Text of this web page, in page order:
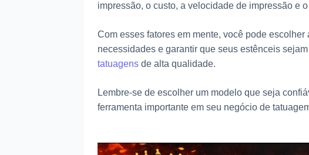
impressão, o custo, a velocidade de impressão e
Com esses fatores em mente, você pode
necessidades e garantir que seus estênceis
tatuagens de alta qualidade.
Lembre-se de escolher um modelo que seja
ferramenta importante em seu negócio de